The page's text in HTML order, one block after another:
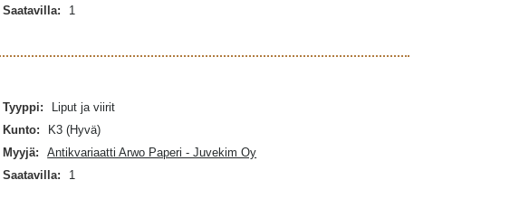
Saatavilla:
1
Tyyppi:
Liput ja viirit
Kunto:
K3 (Hyvä)
Myyjä:
Antikvariaatti Arwo Paperi - Juvekim Oy
Saatavilla:
1